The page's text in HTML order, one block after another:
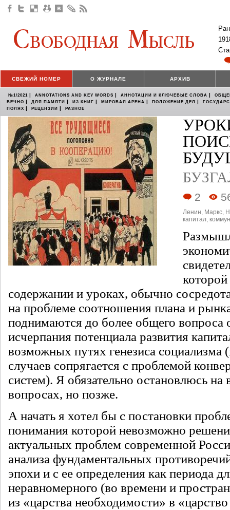
СВЕЖИЙ НОМЕР О ЖУРНАЛЕ АРХИВ
№1/2021 | ANNOTATIONS AND KEY WORDS | АННОТАЦИИ И КЛЮЧЕВЫЕ СЛОВА |
ВЕЧНО | ДЛЯ ПАМЯТИ | ИЗ КНИГ | МИРОВАЯ АРЕНА | ПОЛОЖЕНИЕ ДЕЛ |
ПОЛЯХ | РЕЦЕНЗИИ | РАЗНОЕ
2
Ленин, Маркс,
капитал,
содержании и уроках, обычно
на проблеме соотношения плана и
поднимаются до более общего вопроса
исчерпания потенциала развития
возможных путях генезиса социализма
случаев сопрягается с проблемой
систем). Я обязательно остановлюсь на
вопросах, но позже.
А начать я хотел бы с постановки
понимания которой невозможно
актуальных проблем современной
анализа фундаментальных
эпохи и с ее определения как периода
неравномерного (во времени и
из «царства необходимости» в